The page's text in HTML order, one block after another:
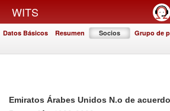
WITS
Datos Básicos Resumen Socios Grupo de
Emiratos Árabes Unidos N.o de